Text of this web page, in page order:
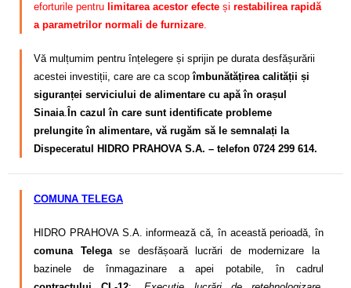
eforturile pentru limitarea acestor efecte și restabilirea rapidă
a parametrilor normali de furnizare.
Vă mulțumim pentru înțelegere și sprijin pe durata desfășurării
acestei investiții, care are ca scopîmbunătățirea calității și
siguranței serviciului de alimentare cu apă în orașul
Sinaia. În cazul în care sunt identificate probleme
prelungite în alimentare, vă rugăm să le semnalați la
Dispeceratul HIDRO PRAHOVA S.A. – telefon 0724 299 614.
COMUNA TELEGA
HIDRO PRAHOVA S.A. informează că, în această perioadă, în
comuna Telegase desfășoară lucrări de modernizare la
bazinele de înmagazinare a apei potabile, în cadrul